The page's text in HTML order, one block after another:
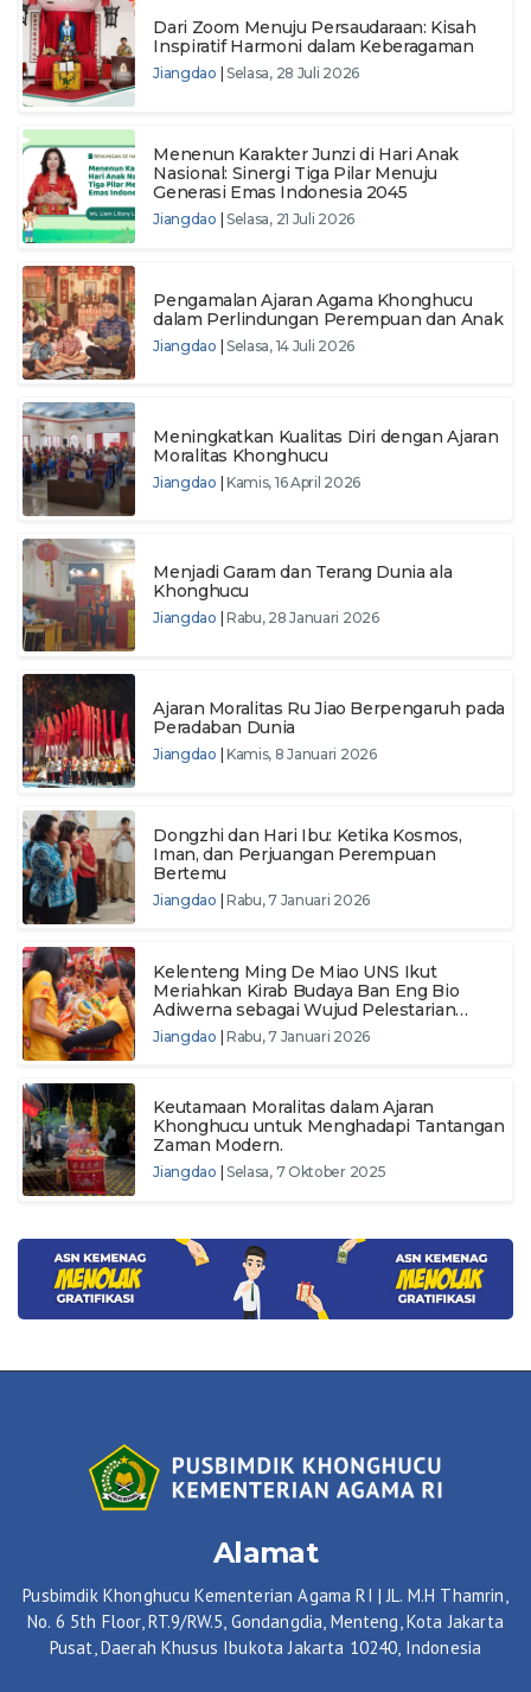
Dari Zoom Menuju Persaudaraan: Kisah
Inspiratif Harmoni dalam Keberagaman
Jiangdao Selasa, 28 Juli 2026
Menenun Karakter Junzi di Hari Anak
Nasional: Sinergi Tiga Pilar Menuju
Generasi Emas Indonesia 2045
Jiangdao Selasa, 21 Juli 2026
Pengamalan Ajaran Agama Khonghucu
dalam Perlindungan Perempuan dan Anak
Jiangdao Selasa, 14 Juli 2026
Meningkatkan Kualitas Diri dengan Ajaran
Moralitas Khonghucu
Jiangdao | Kamis, 16 April 2026
Menjadi Garam dan Terang Dunia ala
Khonghucu
Jiangdao Rabu, 28 Januari 2026
Ajaran Moralitas Ru Jiao Berpengaruh pada
Peradaban Dunia
Jiangdao Kamis, 8 Januari 2026
Dongzhi dan Hari Ibu: Ketika Kosmos,
Iman, dan Perjuangan Perempuan
Bertemu
Jiangdao Rabu, 7 Januari 2026
Kelenteng Ming De Miao UNS Ikut
Meriahkan Kirab Budaya Ban Eng Bio
Adiwerna sebagai Wujud Pelestarian
Tradisi dan Penguatan Moderasi Beragama
Jiangdao | Rabu, 7 Januari 2026
Keutamaan Moralitas dalam Ajaran
Khonghucu untuk Menghadapi Tantangan
Zaman Modern.
Jiangdao Selasa, 7 Oktober 2025
Alamat
Pusbimdik Khonghucu Kementerian Agama RI | JL. M.H Thamrin,
No. 6 5th Floor, RT.9/RW.5, Gondangdia, Menteng, Kota Jakarta
Pusat, Daerah Khusus Ibukota Jakarta 10240, Indonesia